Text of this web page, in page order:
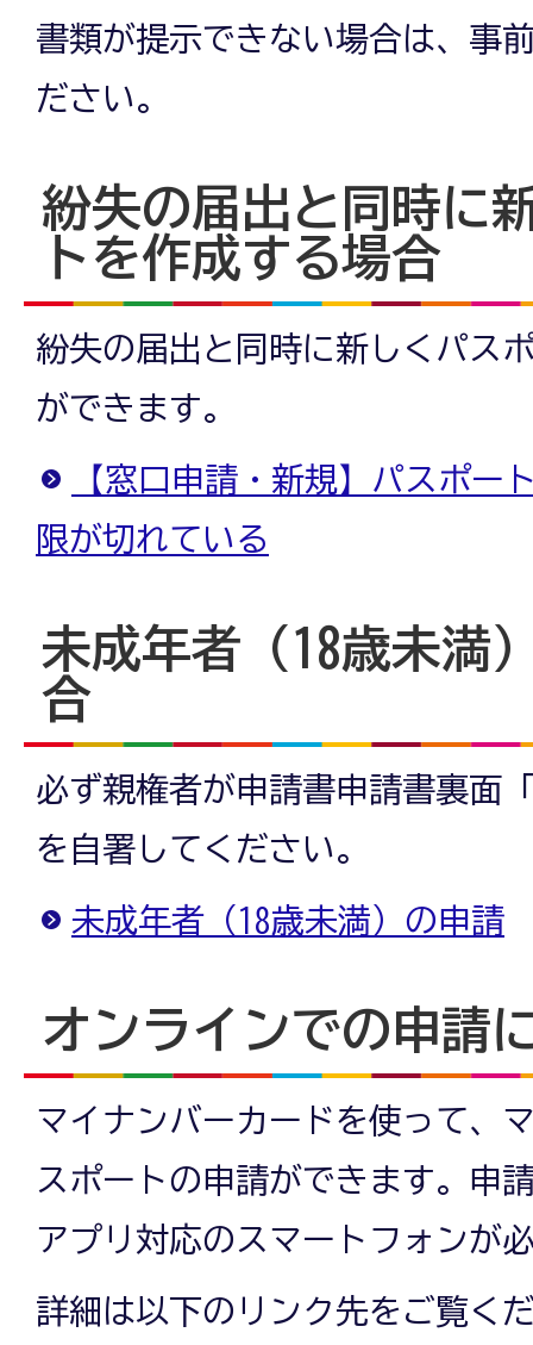
書類が提示できない場合は、事
ださい。
紛失の届出と同時に
トを作成する場合
紛失の届出と同時に新しくパス
ができます。
【窓口申請・新規】パスポー
限が切れている
未成年者（18歳未満
合
必ず親権者が申請書申請書裏面
を自署してください。
未成年者（18歳未満）の申請
オンラインでの申請
マイナンバーカードを使って、
スポートの申請ができます。申
アプリ対応のスマートフォンが
詳細は以下のリンク先をご覧く